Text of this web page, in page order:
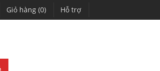
Giỏ hàng (0) Hỗ trợ